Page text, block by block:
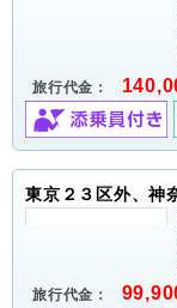
旅行代金：
東京２３区外、神
旅行代金：